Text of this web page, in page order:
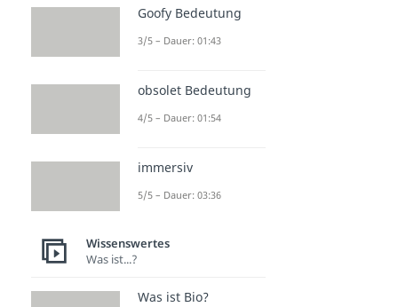
Goofy Bedeutung
3/5 – Dauer: 01:43
obsolet Bedeutung
4/5 – Dauer: 01:54
immersiv
5/5 – Dauer: 03:36
Wissenswertes
Was ist...?
Was ist Bio?